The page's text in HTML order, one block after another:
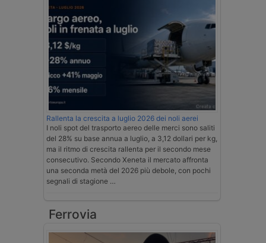
Rallenta la crescita a luglio 2026 dei noli aerei
I noli spot del trasporto aereo delle merci sono saliti
del 28% su base annua a luglio, a 3,12 dollari per kg,
ma il ritmo di crescita rallenta per il secondo mese
consecutivo. Secondo Xeneta il mercato affronta
una seconda metà del 2026 più debole, con pochi
segnali di stagione …
Ferrovia